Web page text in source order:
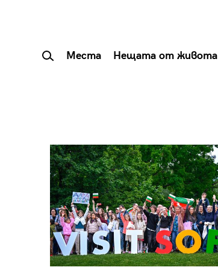
Места Нещата от живота